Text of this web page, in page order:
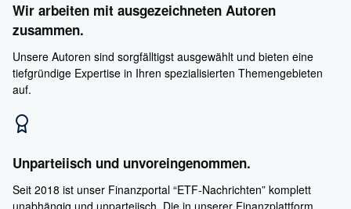
Wir arbeiten mit ausgezeichneten Autoren
zusammen.
Unsere Autoren sind sorgfälltigst ausgewählt und bieten eine
tiefgründige Expertise in Ihren spezialisierten Themengebieten
auf.
Unparteiisch und unvoreingenommen.
Seit 2018 ist unser Finanzportal “ETF-Nachrichten” komplett